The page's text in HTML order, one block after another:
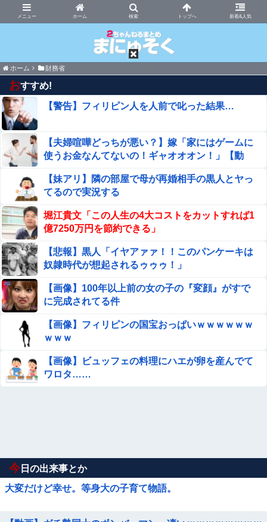
ホーム 新着&人気
まにゅそく 2chまとめニュース速報VIP
ホーム 財務省
おすすめ!
【警告】フィリピン人を人前で叱った結果…
【夫婦喧嘩どっちが悪い？】嫁「家にはゲームに
使うお金なんてないの！ギャオオオン！」【動
【妹アリ】隣の部屋で母が再婚相手の黒人とヤっ
てるので実況する
堀江貴文「この人生の4大コストをカットすれば1
億7250万円を節約できる」
【悲報】黒人「イヤアァァ！！このパンケーキは
奴隷時代が想起されるゥゥゥ！」
【画像】100年以上前の女の子の『変顔』がすで
に完成されてる件
【画像】フィリピンの国宝おっぱいｗｗｗｗｗｗ
ｗｗｗ
【画像】ビュッフェの料理にハエが卵を産んでて
ワロタ……
今 日の出来事とか
大変だけど幸せ。等身大の子育て物語。